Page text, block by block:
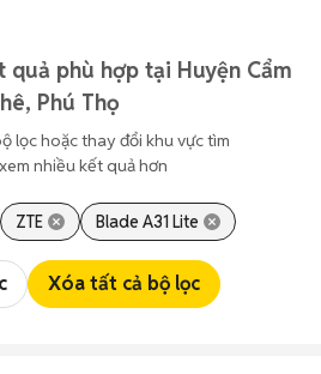
quả phù hợp tại Huyện Cẩm
Phú Thọ
lọc hoặc thay đổi khu vực tìm
nhiều kết quả hơn
ZTE Blade A31 Lite
Xóa tất cả bộ lọc